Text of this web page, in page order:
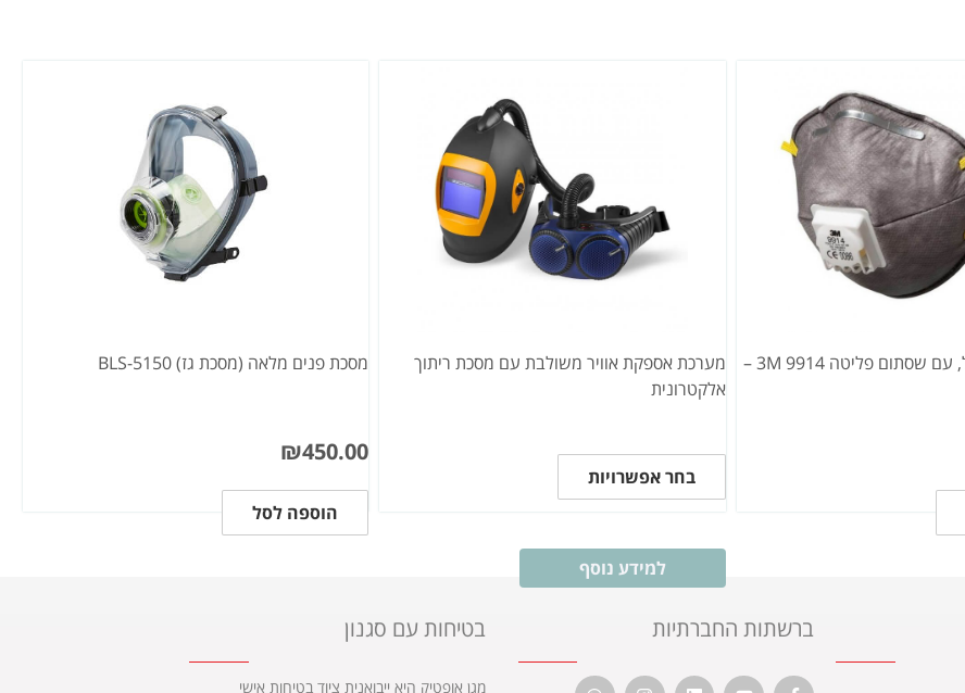
נשמית פחם פעיל, עם שסתום פליטה 3M 9914 –
מערכת אספקת אוויר משולבת עם מסכת ריתוך
אלקטרונית
בחר אפשרויות
למידע נוסף
מסכת פנים מלאה (מסכת גז) BLS-5150
₪450.00
הוספה לסל
ברשתות החברתיות בטיחות עם סגנון
מגן אופטיק היא ייבואנית ציוד בטיחות אישי